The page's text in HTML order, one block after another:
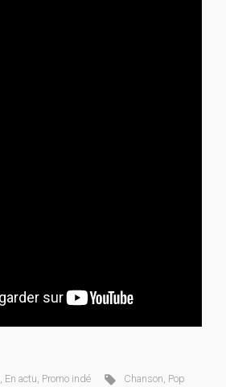
, En actu, Promo indé Chanson, Pop